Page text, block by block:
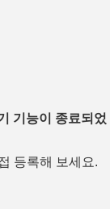
기능이 종료되었
등록해 보세요.